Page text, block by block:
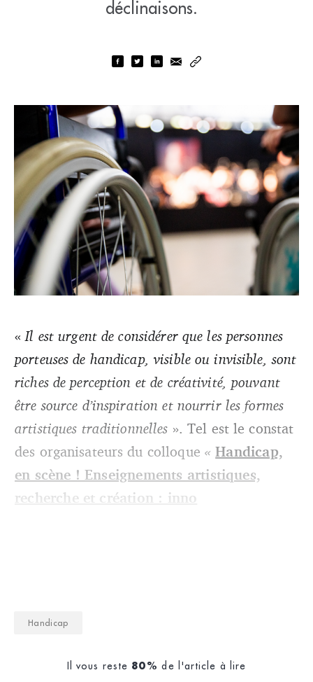
déclinaisons.
Quelle place l’enseignement artistique fait-il au handicap ?
Du 16 au 20 janvier le colloque « Handicap, en scène ! »
mobilise de nombreux acteurs. Réflexions autour de
l’enseignement artistique et ses déclinaisons.
« Il est urgent de considérer que les personnes
porteuses de handicap, visible ou invisible, sont
riches de perception et de créativité, pouvant
être source d’inspiration et nourrir les formes
artistiques traditionnelles ». Tel est le constat
des organisateurs du colloque «Handicap,
en scène ! Enseignements artistiques,
recherche et création : inno
Handicap
Il vous reste 80% de l'article à lire